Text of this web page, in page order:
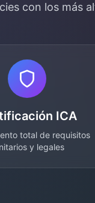
con los más
ICA
total de requisitos
y legales